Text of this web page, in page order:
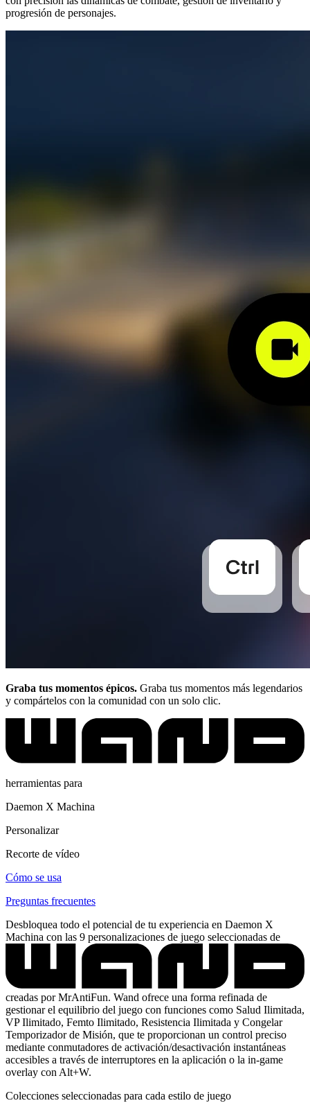
progresión de personajes.
Graba tus momentos épicos. Graba tus momentos más legendarios
y compártelos con la comunidad con un solo clic.
herramientas para
Daemon X Machina
Personalizar
Recorte de vídeo
Cómo se usa
Preguntas frecuentes
Desbloquea todo el potencial de tu experiencia en Daemon X
Machina con las 9 personalizaciones de juego seleccionadas de
creadas por MrAntiFun. Wand ofrece una forma refinada de
gestionar el equilibrio del juego con funciones como Salud Ilimitada,
VP Ilimitado, Femto Ilimitado, Resistencia Ilimitada y Congelar
Temporizador de Misión, que te proporcionan un control preciso
mediante conmutadores de activación/desactivación instantáneas
accesibles a través de interruptores en la aplicación o la in-game
overlay con Alt+W.
Colecciones seleccionadas para cada estilo de juego